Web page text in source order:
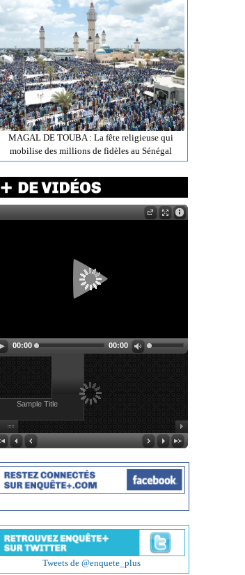
MAGAL DE TOUBA : La fête religieuse qui
mobilise des millions de fidèles au Sénégal
00:00 00:00
Sample Title
Tweets de @enquete_plus